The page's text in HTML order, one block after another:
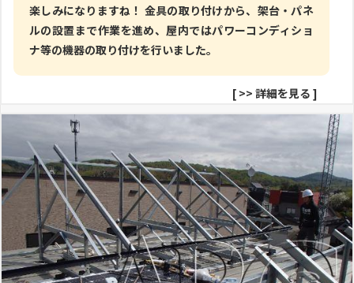
楽しみになりますね！ 金具の取り付けから、架台・パネ
ルの設置まで作業を進め、屋内ではパワーコンディショ
ナ等の機器の取り付けを行いました。
[ >> 詳細を見る ]